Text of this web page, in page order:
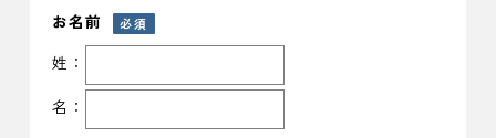
お名前 必須
姓：
名：